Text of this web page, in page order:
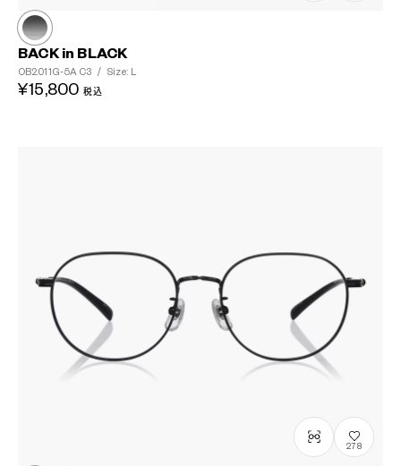
BACK in BLACK
OB2011G-5A C3 / Size: L
¥15,800 税込
278